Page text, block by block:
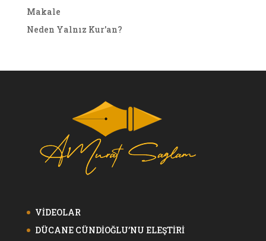
Makale
Neden Yalnız Kur'an?
VİDEOLAR
DÜCANE CÜNDİOĞLU’NU ELEŞTİRİ